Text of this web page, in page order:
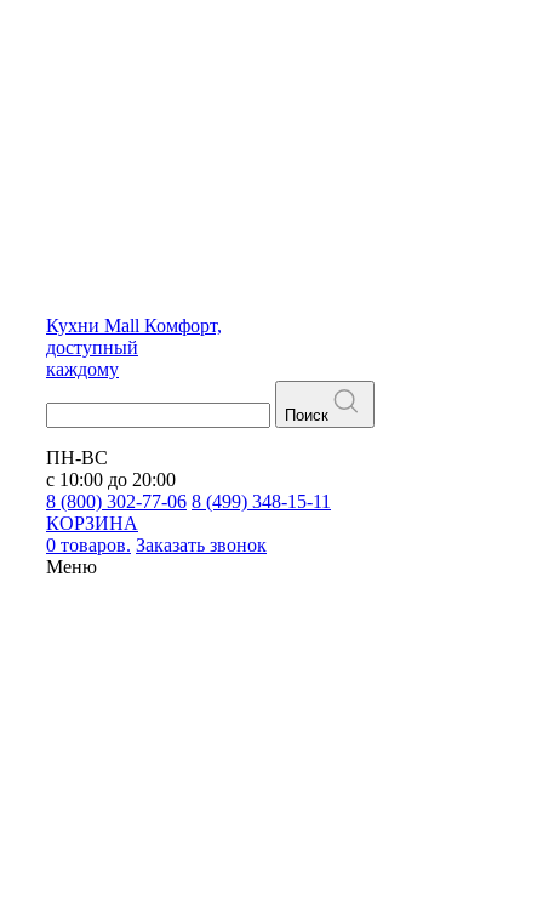
Кухни Mall Комфорт,
доступный
каждому
Поиск
ПН-ВС
с 10:00 до 20:00
8 (800) 302-77-06 8 (499) 348-15-11
КОРЗИНА
0 товаров. Заказать звонок
Меню